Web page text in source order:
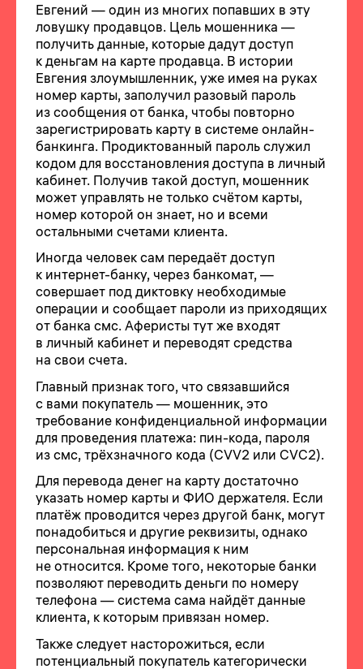
Евгений — один из многих попавших в эту
ловушку продавцов. Цель мошенника —
получить данные, которые дадут доступ
к деньгам на карте продавца. В истории
Евгения злоумышленник, уже имея на руках
номер карты, заполучил разовый пароль
из сообщения от банка, чтобы повторно
зарегистрировать карту в системе онлайн-
банкинга. Продиктованный пароль служил
кодом для восстановления доступа в личный
кабинет. Получив такой доступ, мошенник
может управлять не только счётом карты,
номер которой он знает, но и всеми
остальными счетами клиента.
Иногда человек сам передаёт доступ
к интернет-банку, через банкомат, —
совершает под диктовку необходимые
операции и сообщает пароли из приходящих
от банка смс. Аферисты тут же входят
в личный кабинет и переводят средства
на свои счета.
Главный признак того, что связавшийся
с вами покупатель — мошенник, это
требование конфиденциальной информации
для проведения платежа: пин-кода, пароля
из смс, трёхзначного кода (CVV2 или CVC2).
Для перевода денег на карту достаточно
указать номер карты и ФИО держателя. Если
платёж проводится через другой банк, могут
понадобиться и другие реквизиты, однако
персональная информация к ним
не относится. Кроме того, некоторые банки
позволяют переводить деньги по номеру
телефона — система сама найдёт данные
клиента, к которым привязан номер.
Также следует насторожиться, если
потенциальный покупатель категорически